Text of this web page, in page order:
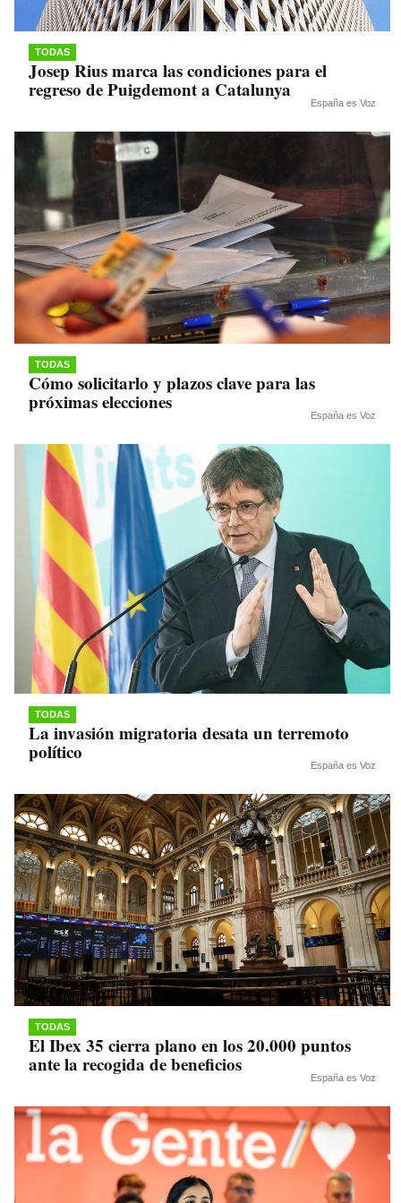
TODAS
Josep Rius marca las condiciones para el
regreso de Puigdemont a Catalunya
España es Voz
TODAS
Cómo solicitarlo y plazos clave para las
próximas elecciones
España es Voz
TODAS
La invasión migratoria desata un terremoto
político
España es Voz
TODAS
El Ibex 35 cierra plano en los 20.000 puntos
ante la recogida de beneficios
España es Voz